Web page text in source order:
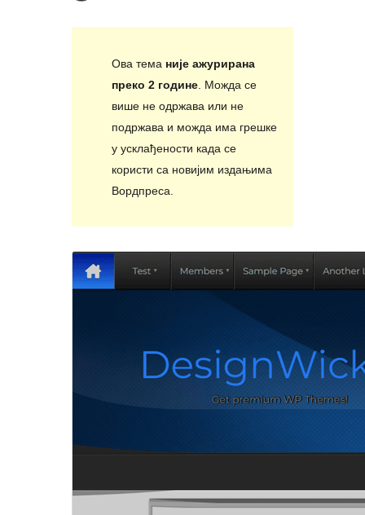
Ова тема није ажурирана
преко 2 године. Можда се
више не одржава или не
подржава и можда има грешке
у усклађености када се
користи са новијим издањима
Вордпреса.